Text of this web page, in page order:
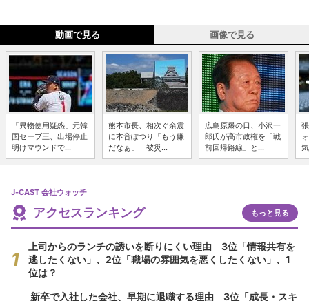
動画で見る 画像で見る
「異物使用疑惑」元韓
国セーブ王、出場停止
明けマウンドで...
熊本市長、相次ぐ余震
に本音ぽつり「もう嫌
だなぁ」 被災...
広島原爆の日、小沢一
郎氏が高市政権を「戦
前回帰路線」と...
J-CAST 会社ウォッチ
アクセスランキング もっと見る
上司からのランチの誘いを断りにくい理由 3位「情報共有を
逃したくない」、2位「職場の雰囲気を悪くしたくない」、1
位は？
新卒で入社した会社、早期に退職する理由 3位「成長・スキ